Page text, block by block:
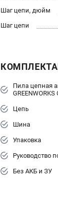
Шаг цепи, дюйм
Шаг цепи
Пила цепная
GREENWORKS
Цепь
Шина
Упаковка
Руководство
Без АКБ и ЗУ